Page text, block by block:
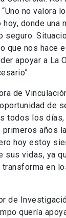
no valora
donde
seguro.
que nos hace
apoyar a La
de
de
todos los
años
hoy estoy
sus vidas, ya
en
de
quería